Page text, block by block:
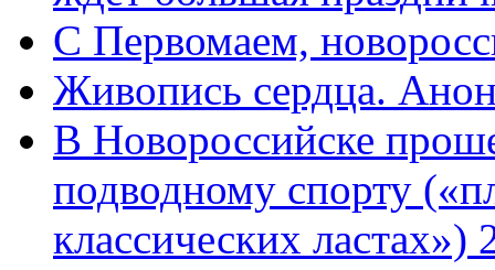
C Первомаем,
Живопись сердца.
В Новороссийске
подводному спорту
классических